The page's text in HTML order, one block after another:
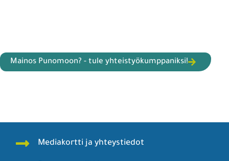
Mainos Punomoon? - tule yhteistyökumppaniksi!
Mediakortti ja yhteystiedot